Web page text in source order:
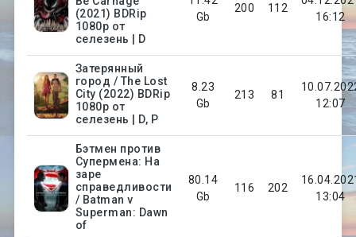
(2021) BDRip
1080p от
селезень | D
Gb
200 112
16:12
Затерянный
город / The Lost
City (2022) BDRip
1080p от
селезень | D, P
8.23
Gb
213 81
12:07
Бэтмен против
Супермена: На
заре
справедливости
/ Batman v
Superman: Dawn
of
80.14
Gb
116 202
13:04